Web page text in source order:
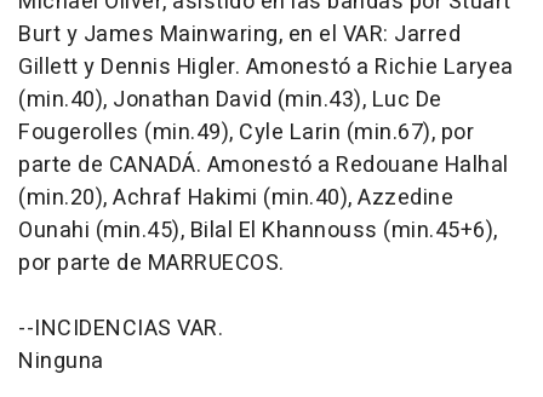
Burt y James Mainwaring, en el VAR: Jarred
Gillett y Dennis Higler. Amonestó a Richie Laryea
(min.40), Jonathan David (min.43), Luc De
Fougerolles (min.49), Cyle Larin (min.67), por
parte de CANADÁ. Amonestó a Redouane Halhal
(min.20), Achraf Hakimi (min.40), Azzedine
Ounahi (min.45), Bilal El Khannouss (min.45+6),
por parte de MARRUECOS.
--INCIDENCIAS VAR.
Ninguna